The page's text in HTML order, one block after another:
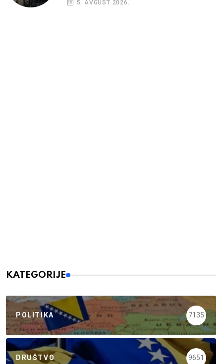
5. AVGUST 2026.
KATEGORIJE
POLITIKA 7135
DRUŠTVO 9651